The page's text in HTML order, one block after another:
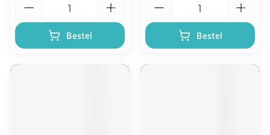
Bestel Bestel